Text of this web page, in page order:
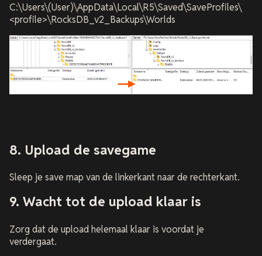
C:\Users\(User)\AppData\Local\R5\Saved\SaveProfiles\
<profile>\RocksDB_v2_Backups\Worlds
8. Upload de savegame
Sleep je save map van de linkerkant naar de rechterkant.
9. Wacht tot de upload klaar is
Zorg dat de upload helemaal klaar is voordat je
verdergaat.